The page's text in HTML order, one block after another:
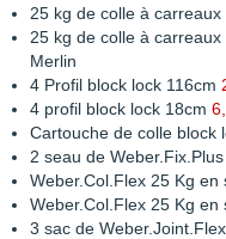
25 kg de colle à
25 kg de colle à
Merlin
4 Profil block lock 116cm
4 profil block lock 18cm
Cartouche de colle block
2 seau de
Weber.Col.Flex 25 Kg en
Weber.Col.Flex 25 Kg en
3 sac de